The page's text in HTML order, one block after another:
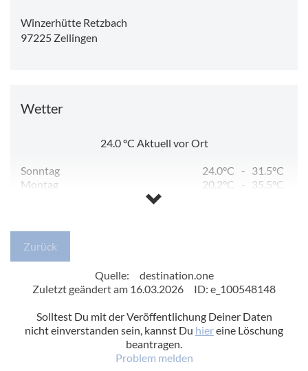
Winzerhütte Retzbach
97225 Zellingen
Wetter
24.0°C Aktuell vor Ort
Sonntag 24.0°C - 31.5°C
Montag
20.2°C -
35.5°C
Zurück
Quelle:
destination.one
Zuletzt geändert am 16.03.2026
ID: e_100548148
Solltest Du mit der Veröffentlichung Deiner Daten
nicht einverstanden sein, kannst Du hiereine Löschung
beantragen.
Problem melden